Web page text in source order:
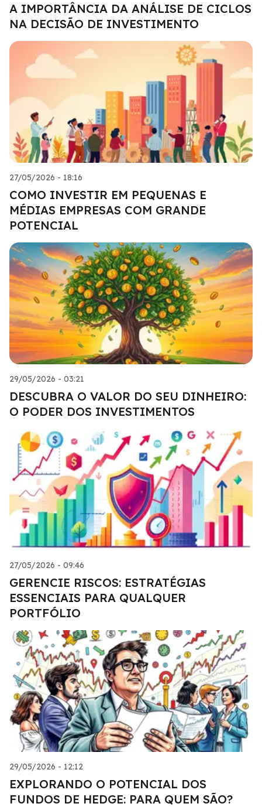
A IMPORTÂNCIA DA ANÁLISE DE CICLOS
NA DECISÃO DE INVESTIMENTO
27/05/2026 - 18:16
COMO INVESTIR EM PEQUENAS E
MÉDIAS EMPRESAS COM GRANDE
POTENCIAL
29/05/2026 - 03:21
DESCUBRA O VALOR DO SEU DINHEIRO:
O PODER DOS INVESTIMENTOS
27/05/2026 - 09:46
GERENCIE RISCOS: ESTRATÉGIAS
ESSENCIAIS PARA QUALQUER
PORTFÓLIO
29/05/2026 - 12:12
EXPLORANDO O POTENCIAL DOS
FUNDOS DE HEDGE: PARA QUEM SÃO?